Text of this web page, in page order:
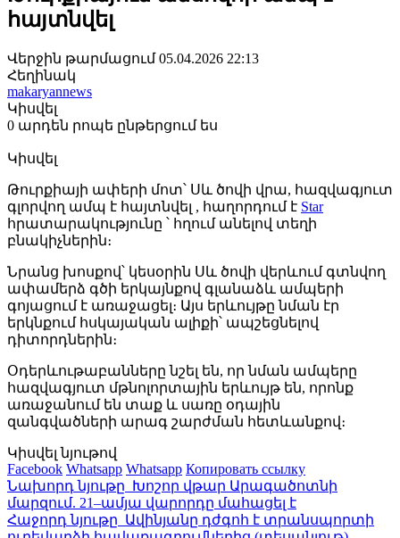
հայտնվել
Վերջին թարմացում 05.04.2026 22:13
Հեղինակ
makaryannews
Կիսվել
0 արդեն րոպե ընթերցում ես
Կիսվել
Թուրքիայի ափերի մոտ՝ Սև ծովի վրա, հազվագյուտ
գլորվող ամպ է հայտնվել , հաղորդում է Star
հրատարակությունը ՝ հղում անելով տեղի
բնակիչներին։
Նրանց խոսքով՝ կեսօրին Սև ծովի վերևում գտնվող
ափամերձ գծի երկայնքով գլանաձև ամպերի
գոյացում է առաջացել։ Այս երևույթը նման էր
երկնքում հսկայական ալիքի՝ ապշեցնելով
դիտորդներին։
Օդերևութաբանները նշել են, որ նման ամպերը
հազվագյուտ մթնոլորտային երևույթ են, որոնք
առաջանում են տաք և սառը օդային
զանգվածների արագ շարժման հետևանքով։
Կիսվել նյութով
Facebook Whatsapp Whatsapp Копировать ссылку
Նախորդ նյութը Խոշոր վթար Արագածոտնի
մարզում. 21–ամյա վարորդը մահացել է
Հաջորդ նյութը Ավինյանը դժգոհ է տրանսպորտի